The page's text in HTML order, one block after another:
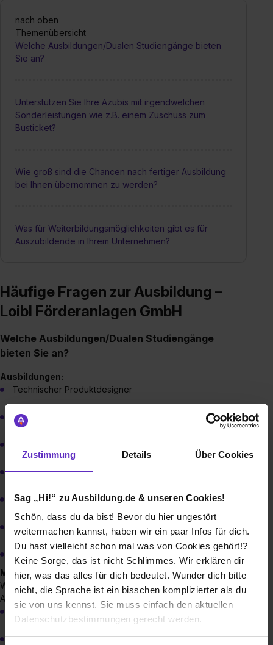
Zustimmung Details Über Cookies
Sag „Hi!“ zu Ausbildung.de & unseren Cookies!
Schön, dass du da bist! Bevor du hier ungestört
weitermachen kannst, haben wir ein paar Infos für dich.
Du hast vielleicht schon mal was von Cookies gehört!?
Keine Sorge, das ist nicht Schlimmes. Wir erklären dir
hier, was das alles für dich bedeutet. Wunder dich bitte
nicht, die Sprache ist ein bisschen komplizierter als du
sie von uns kennst. Sie muss einfach den aktuellen
Datenschutzbestimmungen gerecht werden.
nach oben
Themenübersicht
Welche Ausbildungen/Dualen Studiengänge bieten
Sie an?
Unterstützen Sie Ihre Azubis mit irgendwelchen
Sonderleistungen wie z.B. einem Zuschuss zum
Busticket?
Wie groß sind die Chancen nach fertiger Ausbildung
bei Ihnen übernommen zu werden?
Was für Weiterbildungsmöglichkeiten gibt es für
Auszubildende in Ihrem Unternehmen?
Häufige Fragen zur Ausbildung –
Loibl Förderanlagen GmbH
Welche Ausbildungen/Dualen Studiengänge
bieten Sie an?
Ausbildungen:
Technischer Produktdesigner
Konstruktionsmechaniker
Maschinen- und Anlagenführer
Industriemechaniker
Industrielackierer
Möglichkeiten für Studierende:
Wir freuen uns insbesondere über Studierende und
Absolventen aus den Bereichen:
Maschinenbau
Wirtschaftsingenieurwesen